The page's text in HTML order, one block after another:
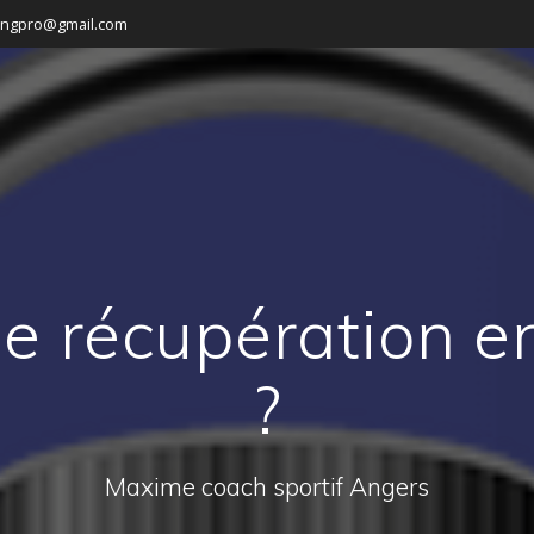
récupération
?
Maxime coach sportif Angers